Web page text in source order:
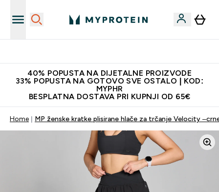
40% POPUSTA NA DIJETALNE PROIZVODE
33% POPUSTA NA GOTOVO SVE OSTALO | KOD:
MYPHR
BESPLATNA DOSTAVA PRI KUPNJI OD 65€
Home MP ženske kratke plisirane hlače za trčanje Velocity